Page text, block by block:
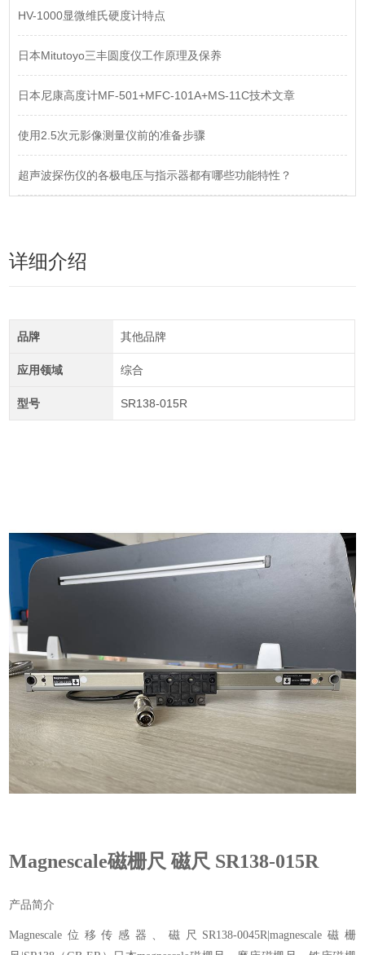
HV-1000显微维氏硬度计特点
日本Mitutoyo三丰圆度仪工作原理及保养
日本尼康高度计MF-501+MFC-101A+MS-11C技术文章
使用2.5次元影像测量仪前的准备步骤
超声波探伤仪的各极电压与指示器都有哪些功能特性？
详细介绍
品牌 其他品牌
应用领域 综合
型号 SR138-015R
Magnescale磁栅尺 磁尺 SR138-015R
产品简介
Magnescale位移传感器、磁尺SR138-0045R|magnescale磁栅